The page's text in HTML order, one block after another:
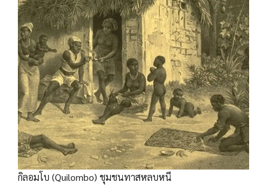
กิลอมโบ (Quilombo) ชุมชนทาสหลบหนี